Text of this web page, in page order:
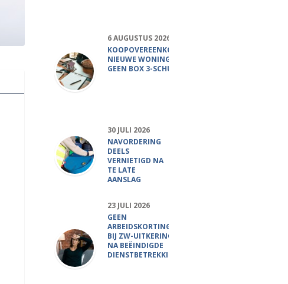
6 AUGUSTUS 2026
KOOPOVEREENKOMST
NIEUWE WONING
GEEN BOX 3-SCHULD
30 JULI 2026
NAVORDERING
DEELS
VERNIETIGD NA
TE LATE
AANSLAG
23 JULI 2026
GEEN
ARBEIDSKORTING
BIJ ZW-UITKERING
NA BEËINDIGDE
DIENSTBETREKKING